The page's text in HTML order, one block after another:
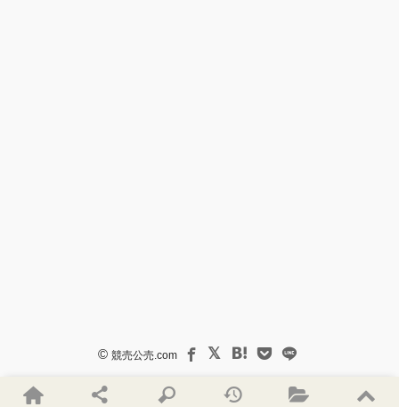
© 競売公売.com